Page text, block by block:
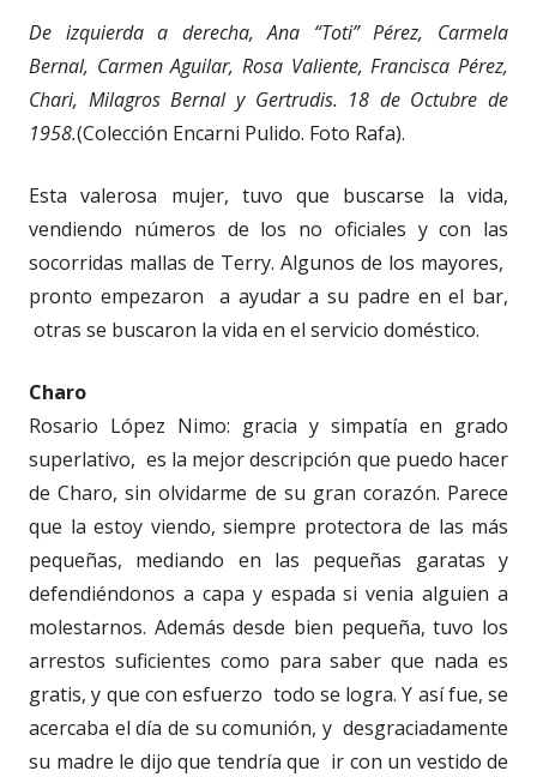
De izquierda a derecha, Ana “Toti” Pérez, Carmela
Bernal, Carmen Aguilar, Rosa Valiente, Francisca Pérez,
Chari, Milagros Bernal y Gertrudis. 18 de Octubre de
1958.(Colección Encarni Pulido. Foto Rafa).
Esta valerosa mujer, tuvo que buscarse la vida,
vendiendo números de los no oficiales y con las
socorridas mallas de Terry. Algunos de los mayores,
pronto empezaron a ayudar a su padre en el bar,
otras se buscaron la vida en el servicio doméstico.
Charo
Rosario López Nimo: gracia y simpatía en grado
superlativo, es la mejor descripción que puedo hacer
de Charo, sin olvidarme de su gran corazón. Parece
que la estoy viendo, siempre protectora de las más
pequeñas, mediando en las pequeñas garatas y
defendiéndonos a capa y espada si venia alguien a
molestarnos. Además desde bien pequeña, tuvo los
arrestos suficientes como para saber que nada es
gratis, y que con esfuerzo todo se logra. Y así fue, se
acercaba el día de su comunión, y desgraciadamente
su madre le dijo que tendría que ir con un vestido de